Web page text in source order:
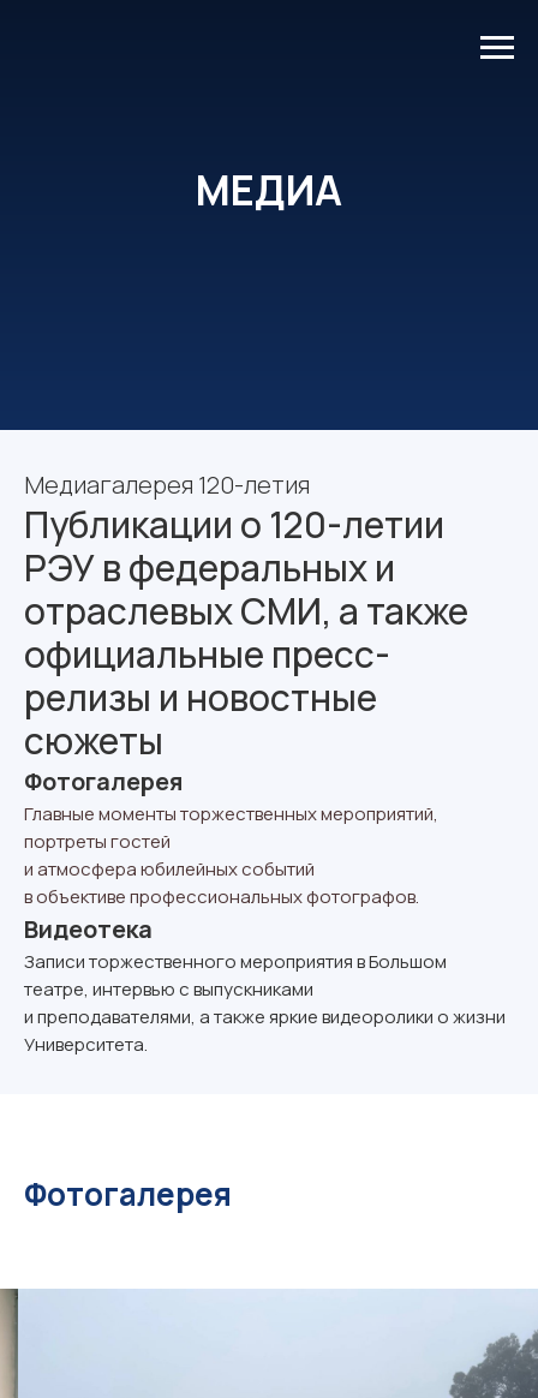
МЕДИА
Медиагалерея 120-летия
Публикации о 120-летии
РЭУ в федеральных и
отраслевых СМИ, а также
официальные пресс-
релизы и новостные
сюжеты
Фотогалерея
Главные моменты торжественных мероприятий,
портреты гостей
и атмосфера юбилейных событий
в объективе профессиональных фотографов.
Видеотека
Записи торжественного мероприятия в Большом
театре, интервью с выпускниками
и преподавателями, а также яркие видеоролики о жизни
Университета.
Фотогалерея